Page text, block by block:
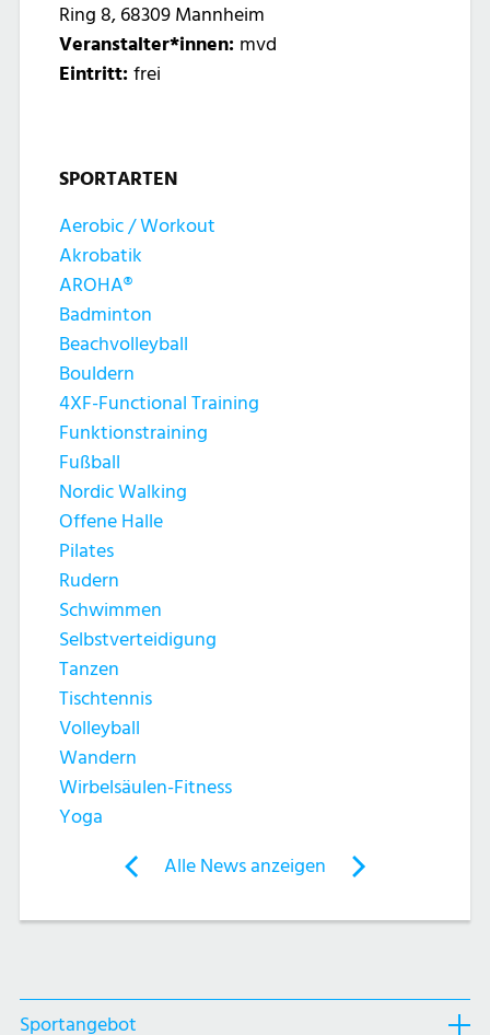
Ring 8, 68309 Mannheim
Veranstalter*innen: mvd
Eintritt: frei
SPORTARTEN
Aerobic / Workout
Akrobatik
AROHA®
Badminton
Beachvolleyball
Bouldern
4XF-Functional Training
Funktionstraining
Fußball
Nordic Walking
Offene Halle
Pilates
Rudern
Schwimmen
Selbstverteidigung
Tanzen
Tischtennis
Volleyball
Wandern
Wirbelsäulen-Fitness
Yoga
News:
Classic
Alle News anzeigen
News:
Volleydolls
Sportangebot